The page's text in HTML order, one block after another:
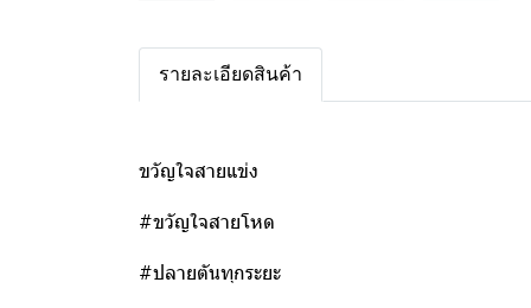
รายละเอียดสินค้า
ขวัญใจสายแข่ง
#ขวัญใจสายโหด
#ปลายตันทุกระยะ